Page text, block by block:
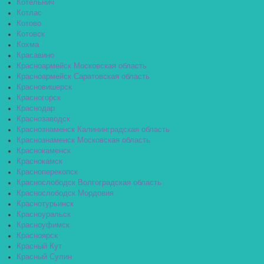
Котельнич
Котлас
Котово
Котовск
Кохма
Красавино
Красноармейск Московская область
Красноармейск Саратовская область
Красновишерск
Красногорск
Краснодар
Краснозаводск
Краснознаменск Калининградская область
Краснознаменск Московская область
Краснокаменск
Краснокамск
Красноперекопск
Краснослободск Волгоградская область
Краснослободск Мордовия
Краснотурьинск
Красноуральск
Красноуфимск
Красноярск
Красный Кут
Красный Сулин